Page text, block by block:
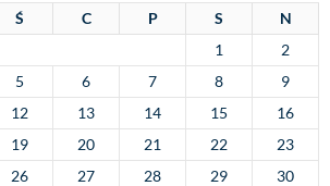
Ś C P S
N
1
2
5 6 7 8
9
12 13 14 15
16
19 20 21 22
23
26 27 28 29
30